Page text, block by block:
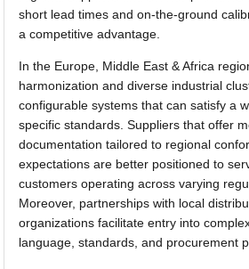
short lead times and on-the-ground
a competitive advantage.
In the Europe, Middle East & Africa
harmonization and diverse industrial
configurable systems that can satisfy a
specific standards. Suppliers that offer
documentation tailored to regional
expectations are better positioned to
customers operating across varying
Moreover, partnerships with local
organizations facilitate entry into
language, standards, and procurement